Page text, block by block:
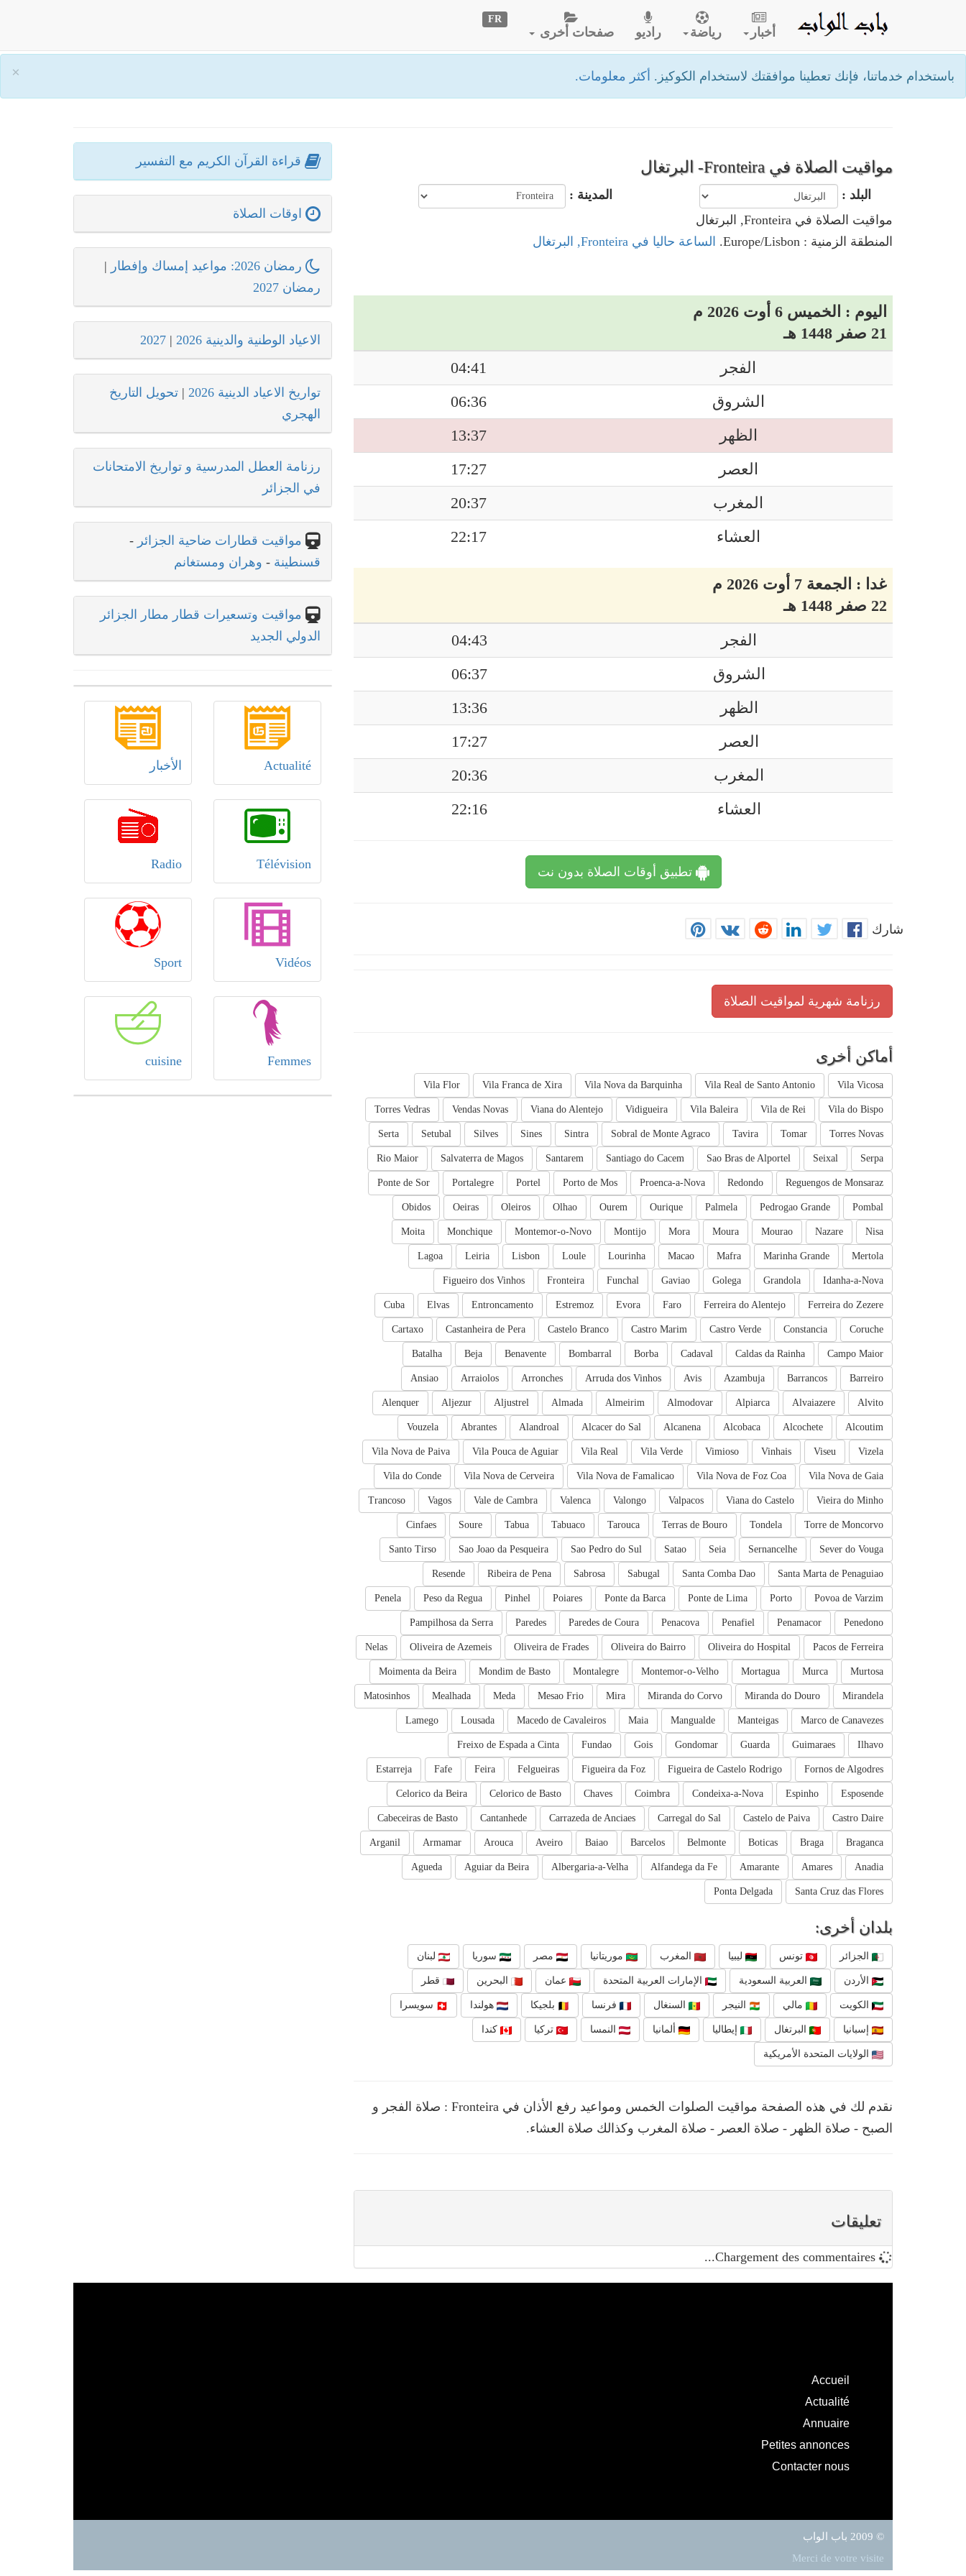
× باستخدام خدماتنا، فإنك تعطينا موافقتك لاستخدام الكوكيز. أكثر معلومات.
أخبار رياضة راديو صفحات أخرى
FR
مواقيت الصلاة في Fronteira- البرتغال
البلد :
المدينة :
مواقيت الصلاة في Fronteira, البرتغال
المنطقة الزمنية : Europe/Lisbon.
الساعة حاليا في Fronteira, البرتغال
اليوم : الخميس 6 أوت 2026 م
21 صفر 1448 هـ
الفجر
04:41
الشروق
06:36
الظهر
13:37
العصر
17:27
المغرب
20:37
العشاء
22:17
غدا : الجمعة 7 أوت 2026 م
22 صفر 1448 هـ
الفجر
04:43
الشروق
06:37
الظهر
13:36
العصر
17:27
المغرب
20:36
العشاء
22:16
تطبيق أوقات الصلاة بدون نت
شارك
رزنامة شهرية لمواقيت الصلاة
أماكن أخرى
Vila Vicosa
Vila Real de Santo Antonio
Vila Nova da Barquinha
Vila Franca de Xira
Vila Flor
Vila do Bispo
Vila de Rei
Vila Baleira
Vidigueira
Viana do Alentejo
Vendas Novas
Torres Vedras
Torres Novas
Tomar
Tavira
Sobral de Monte Agraco
Sintra
Sines
Silves
Setubal
Serta
Serpa
Seixal
Sao Bras de Alportel
Santiago do Cacem
Santarem
Salvaterra de Magos
Rio Maior
Reguengos de Monsaraz
Redondo
Proenca-a-Nova
Porto de Mos
Portel
Portalegre
Ponte de Sor
Pombal
Pedrogao Grande
Palmela
Ourique
Ourem
Olhao
Oleiros
Oeiras
Obidos
Nisa
Nazare
Mourao
Moura
Mora
Montijo
Montemor-o-Novo
Monchique
Moita
Mertola
Marinha Grande
Mafra
Macao
Lourinha
Loule
Lisbon
Leiria
Lagoa
Idanha-a-Nova
Grandola
Golega
Gaviao
Funchal
Fronteira
Figueiro dos Vinhos
Ferreira do Zezere
Ferreira do Alentejo
Faro
Evora
Estremoz
Entroncamento
Elvas
Cuba
Coruche
Constancia
Castro Verde
Castro Marim
Castelo Branco
Castanheira de Pera
Cartaxo
Campo Maior
Caldas da Rainha
Cadaval
Borba
Bombarral
Benavente
Beja
Batalha
Barreiro
Barrancos
Azambuja
Avis
Arruda dos Vinhos
Arronches
Arraiolos
Ansiao
Alvito
Alvaiazere
Alpiarca
Almodovar
Almeirim
Almada
Aljustrel
Aljezur
Alenquer
Alcoutim
Alcochete
Alcobaca
Alcanena
Alcacer do Sal
Alandroal
Abrantes
Vouzela
Vizela
Viseu
Vinhais
Vimioso
Vila Verde
Vila Real
Vila Pouca de Aguiar
Vila Nova de Paiva
Vila Nova de Gaia
Vila Nova de Foz Coa
Vila Nova de Famalicao
Vila Nova de Cerveira
Vila do Conde
Vieira do Minho
Viana do Castelo
Valpacos
Valongo
Valenca
Vale de Cambra
Vagos
Trancoso
Torre de Moncorvo
Tondela
Terras de Bouro
Tarouca
Tabuaco
Tabua
Soure
Cinfaes
Sever do Vouga
Sernancelhe
Seia
Satao
Sao Pedro do Sul
Sao Joao da Pesqueira
Santo Tirso
Santa Marta de Penaguiao
Santa Comba Dao
Sabugal
Sabrosa
Ribeira de Pena
Resende
Povoa de Varzim
Porto
Ponte de Lima
Ponte da Barca
Poiares
Pinhel
Peso da Regua
Penela
Penedono
Penamacor
Penafiel
Penacova
Paredes de Coura
Paredes
Pampilhosa da Serra
Pacos de Ferreira
Oliveira do Hospital
Oliveira do Bairro
Oliveira de Frades
Oliveira de Azemeis
Nelas
Murtosa
Murca
Mortagua
Montemor-o-Velho
Montalegre
Mondim de Basto
Moimenta da Beira
Mirandela
Miranda do Douro
Miranda do Corvo
Mira
Mesao Frio
Meda
Mealhada
Matosinhos
Marco de Canavezes
Manteigas
Mangualde
Maia
Macedo de Cavaleiros
Lousada
Lamego
Ilhavo
Guimaraes
Guarda
Gondomar
Gois
Fundao
Freixo de Espada a Cinta
Fornos de Algodres
Figueira de Castelo Rodrigo
Figueira da Foz
Felgueiras
Feira
Fafe
Estarreja
Esposende
Espinho
Condeixa-a-Nova
Coimbra
Chaves
Celorico de Basto
Celorico da Beira
Castro Daire
Castelo de Paiva
Carregal do Sal
Carrazeda de Anciaes
Cantanhede
Cabeceiras de Basto
Braganca
Braga
Boticas
Belmonte
Barcelos
Baiao
Aveiro
Arouca
Armamar
Arganil
Anadia
Amares
Amarante
Alfandega da Fe
Albergaria-a-Velha
Aguiar da Beira
Agueda
Santa Cruz das Flores
Ponta Delgada
بلدان أخرى:
الجزائر تونس ليبيا المغرب موريتانيا مصر سوريا لبنان
الأردن العربية السعودية الإمارات العربية المتحدة عمان البحرين قطر
الكويت مالي النيجر السنغال فرنسا بلجيكا هولندا سويسرا
إسبانيا البرتغال إيطاليا ألمانيا النمسا تركيا كندا
الولايات المتحدة الأمريكية
نقدم لك في هذه الصفحة مواقيت الصلوات الخمس ومواعيد رفع الأذان في Fronteira : صلاة الفجر و
الصبح - صلاة الظهر - صلاة العصر - صلاة المغرب وكذالك صلاة العشاء.
تعليقات
Chargement des commentaires...
قراءة القرآن الكريم مع التفسير
اوقات الصلاة
رمضان 2026: مواعيد إمساك وإفطار
|
رمضان 2027
الاعياد الوطنية والدينية 2026 |
2027
تواريخ الاعياد الدينية 2026 | تحويل التاريخ
الهجري
رزنامة العطل المدرسية و تواريخ الامتحانات
في الجزائر
مواقيت قطارات ضاحية الجزائر -
قسنطينة - وهران ومستغانم
مواقيت وتسعيرات قطار مطار الجزائر
الدولي الجديد
Actualité الأخبار
Télévision
Radio
Vidéos
Sport
Femmes
cuisine
Accueil
Actualité
Annuaire
Petites annonces
Contacter nous
© 2009 باب الواب
Merci de votre visite